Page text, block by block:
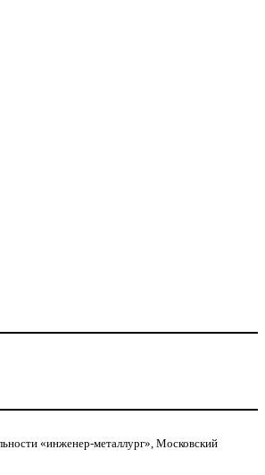
«инженер-металлург», Московский